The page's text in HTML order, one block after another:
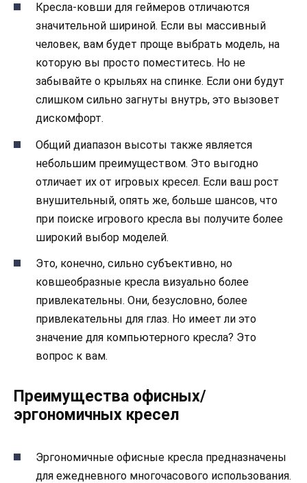
Кресла-ковши для геймеров отличаются
значительной шириной. Если вы массивный
человек, вам будет проще выбрать модель, на
которую вы просто поместитесь. Но не
забывайте о крыльях на спинке. Если они будут
слишком сильно загнуты внутрь, это вызовет
дискомфорт.
Общий диапазон высоты также является
небольшим преимуществом. Это выгодно
отличает их от игровых кресел. Если ваш рост
внушительный, опять же, больше шансов, что
при поиске игрового кресла вы получите более
широкий выбор моделей.
Это, конечно, сильно субъективно, но
ковшеобразные кресла визуально более
привлекательны. Они, безусловно, более
привлекательны для глаз. Но имеет ли это
значение для компьютерного кресла? Это
вопрос к вам.
Преимущества офисных/
эргономичных кресел
Эргономичные офисные кресла предназначены
для ежедневного многочасового использования.